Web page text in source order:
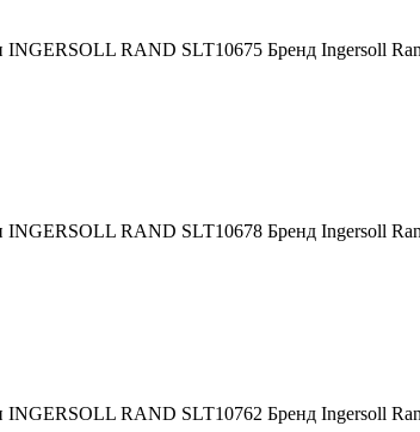
RAND SLT10675 Бренд Ingersoll
RAND SLT10678 Бренд Ingersoll
RAND SLT10762 Бренд Ingersoll